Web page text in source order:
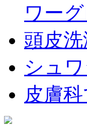
ワー
頭皮
シュ
皮膚